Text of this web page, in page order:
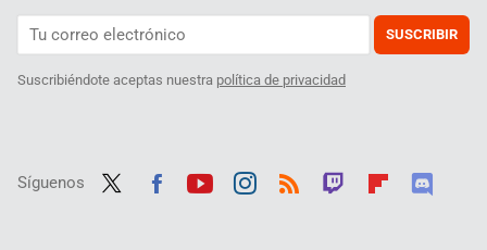
SUSCRIBIR
Suscribiéndote aceptas nuestra política de privacidad
Síguenos